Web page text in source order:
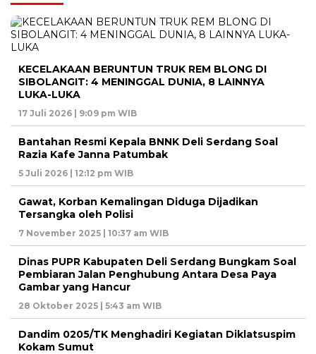
KECELAKAAN BERUNTUN TRUK REM BLONG DI
SIBOLANGIT: 4 MENINGGAL DUNIA, 8 LAINNYA
LUKA-LUKA
17 Juli 2026 | 9:09 pm WIB
Bantahan Resmi Kepala BNNK Deli Serdang Soal
Razia Kafe Janna Patumbak
5 Juli 2026 | 12:12 pm WIB
Gawat, Korban Kemalingan Diduga Dijadikan
Tersangka oleh Polisi
7 November 2025 | 10:37 am WIB
Dinas PUPR Kabupaten Deli Serdang Bungkam Soal
Pembiaran Jalan Penghubung Antara Desa Paya
Gambar yang Hancur
28 Oktober 2025 | 5:43 am WIB
Dandim 0205/TK Menghadiri Kegiatan Diklatsuspim
Kokam Sumut